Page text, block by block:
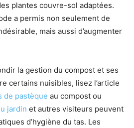
plantes couvre-sol adaptées.
a permis non seulement de
mais aussi d’augmenter
la gestion du compost et ses
certains nuisibles, lisez l’article
de pastèque au compost ou
jardin et autres visiteurs peuvent
d’hygiène du tas. Les